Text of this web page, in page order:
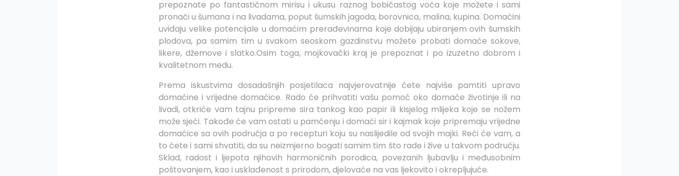
prepoznate po fantastičnom mirisu i ukusu raznog bobičastog voća koje možete i sami
pronaći u šumana i na livadama, poput šumskih jagoda, borovnica, malina, kupina. Domaćini
uviđaju velike potencijale u domaćim prerađevinama koje dobijaju ubiranjem ovih šumskih
plodova, pa samim tim u svakom seoskom gazdinstvu možete probati domaće sokove,
likere, džemove i slatko.Osim toga, mojkovački kraj je prepoznat i po izuzetno dobrom i
kvalitetnom medu.
Prema iskustvima dosadašnjih posjetilaca najvjerovatnije ćete najviše pamtiti upravo
domaćine i vrijedne domaćice. Rado će prihvatiti vašu pomoć oko domaće životinje ili na
livadi, otkriće vam tajnu pripreme sira tankog kao papir ili kisjelog mlijeka koje se nožem
može sjeći. Takođe će vam ostati u pamćenju i domaći sir i kajmak koje pripremaju vrijedne
domaćice sa ovih područja a po recepturi koju su naslijedile od svojih majki. Reći će vam, a
to ćete i sami shvatiti, da su neizmjerno bogati samim tim što rade i žive u takvom području.
Sklad, radost i ljepota njihovih harmoničnih porodica, povezanih ljubavlju i međusobnim
poštovanjem, kao i usklađenost s prirodom, djelovaće na vas ljekovito i okrepljujuće.